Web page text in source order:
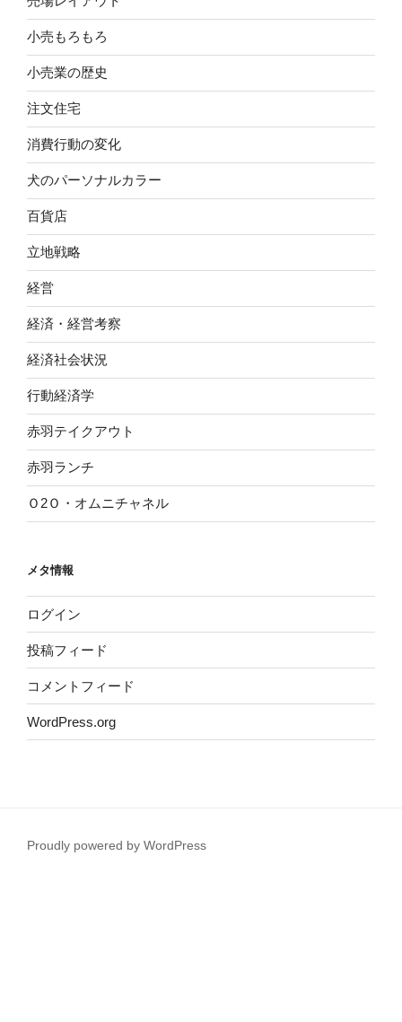
小売もろもろ
小売業の歴史
注文住宅
消費行動の変化
犬のパーソナルカラー
百貨店
立地戦略
経営
経済・経営考察
経済社会状況
行動経済学
赤羽テイクアウト
赤羽ランチ
Ｏ2Ｏ・オムニチャネル
メタ情報
ログイン
投稿フィード
コメントフィード
WordPress.org
Proudly powered by WordPress